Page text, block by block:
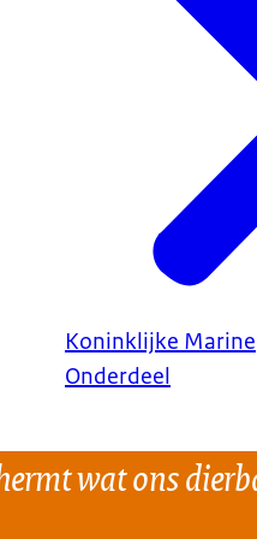
Koninklijke Marine
Onderdeel
wat ons